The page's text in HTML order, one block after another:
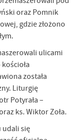
oraz Pomnik
gdzie złożono
ulicami
została
Liturgię
Potyrała –
ks. Wiktor Zoła.
udali się
dostawców usług.
nasze
mediów